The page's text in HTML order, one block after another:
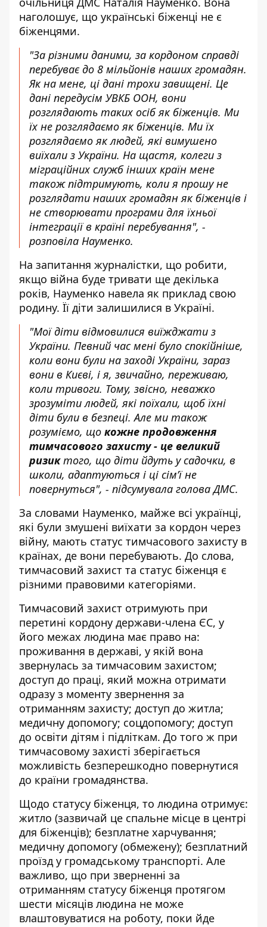
наголошує, що українські біженці не є
біженцями.
"За різними даними, за кордоном справді
перебуває до 8 мільйонів наших громадян.
Як на мене, ці дані трохи завищені. Це
дані передусім УВКБ ООН, вони
розглядають таких осіб як біженців. Ми
їх не розглядаємо як біженців. Ми їх
розглядаємо як людей, які вимушено
виїхали з України. На щастя, колеги з
міграційних служб інших країн мене
також підтримують, коли я прошу не
розглядати наших громадян як біженців і
не створювати програми для їхньої
інтеграції в країні перебування", -
розповіла Науменко.
На запитання журналістки, що робити,
якщо війна буде тривати ще декілька
років, Науменко навела як приклад свою
родину. Її діти залишилися в Україні.
"Мої діти відмовилися виїжджати з
України. Певний час мені було спокійніше,
коли вони були на заході України, зараз
вони в Києві, і я, звичайно, переживаю,
коли тривоги. Тому, звісно, неважко
зрозуміти людей, які поїхали, щоб їхні
діти були в безпеці. Але ми також
розуміємо, що кожне продовження
тимчасового захисту - це великий
ризиктого, що діти йдуть у садочки, в
школи, адаптуються і ці сім’ї не
повернуться", - підсумувала голова ДМС.
За словами Науменко, майже всі українці,
які були змушені виїхати за кордон через
війну, мають статус тимчасового захисту в
країнах, де вони перебувають. До слова,
тимчасовий захист та статус біженця є
різними правовими категоріями.
Тимчасовий захист отримують при
перетині кордону держави-члена ЄС, у
його межах людина має право на:
проживання в державі, у якій вона
звернулась за тимчасовим захистом;
доступ до праці, який можна отримати
одразу з моменту звернення за
отриманням захисту; доступ до житла;
медичну допомогу; соцдопомогу; доступ
до освіти дітям і підліткам. До того ж при
тимчасовому захисті зберігається
можливість безперешкодно повернутися
до країни громадянства.
Щодо статусу біженця, то людина отримує:
житло (зазвичай це спальне місце в центрі
для біженців); безплатне харчування;
медичну допомогу (обмежену); безплатний
проїзд у громадському транспорті. Але
важливо, що при зверненні за
отриманням статусу біженця протягом
шести місяців людина не може
влаштовуватися на роботу, поки йде